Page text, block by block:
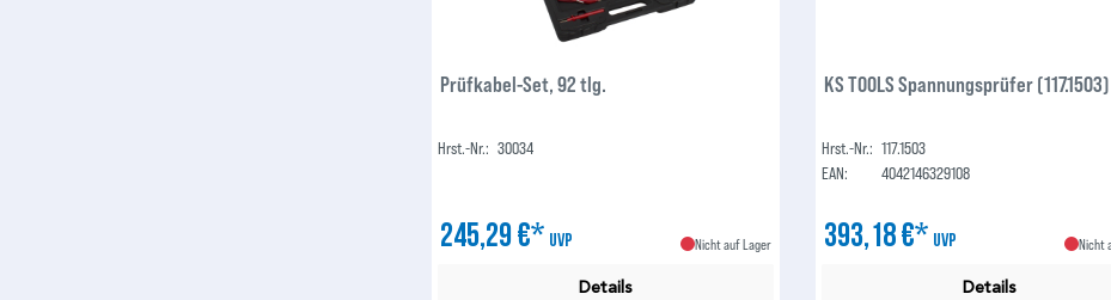
Prüfkabel-Set, 92 tlg.
Hrst.-Nr.: 30034
245,29 €* UVP Nicht auf Lager
Details
KS TOOLS Spannungsprüfer (117.1503)
Hrst.-Nr.: 117.1503
EAN:
4042146329108
393,18 €* UVP Nicht
Details